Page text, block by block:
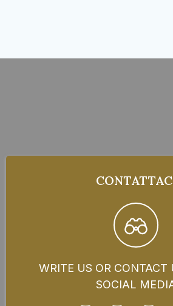
WRITE US OR CONTACT
SOCIAL